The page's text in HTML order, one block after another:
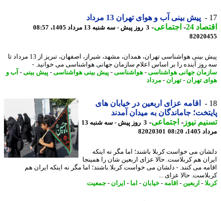
پیش بینی آب و هوای تهران 13 مرداد
24
-اجتماعی-3 روز پیش - سه شنبه 13 مرداد 1405، 08:57
پیش بینی هواشناسی تهران، همدان، مشهد، شیراز، اصفهان، تبریز از 13 مرداد تا
آینده را بر اساس اعلام سازمان جهانی هواشناسی می خوانید. -
جهانی هواشناسی-هواشناسی-پیش بینی هواشناسی-پیش بینی -آب و
تهران- تهران- مرداد
اقامه عزای اربعین در خیابان های
جاماندگان به میدان آمدند
نیوز-اجتماعی-
3 روز پیش - سه شنبه 13
08:20
82020301
می خواست کربلا باشند؛ اما مگر نه اینکه
هم کربلاست. حالا عزای اربعین شان را همینجا
می کنند. - دلشان می خواست کربلا باشند؛ اما مگر نه اینکه ایران هم
حالا عزای ...
- اربعین -اقامه -خیابان-اما - ایران - جمعیت